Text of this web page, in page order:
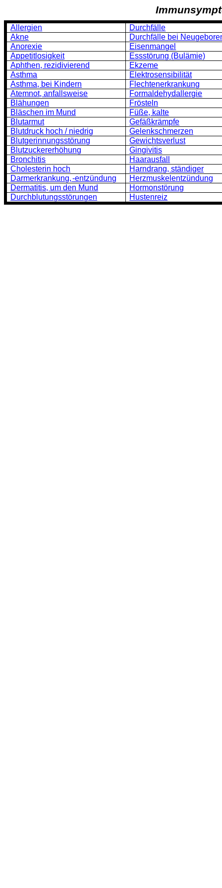
Allergien
Durchfälle
Akne
Durchfälle bei
Anorexie
Eisenmangel
Appetitlosigkeit
Essstörung (Bulämie)
Aphthen, rezidivierend
Ekzeme
Asthma
Elektrosensibilität
Asthma, bei Kindern
Flechtenerkrankung
Atemnot, anfallsweise
Formaldehydallergie
Blähungen
Frösteln
Bläschen im Mund
Füße, kalte
Blutarmut
Gefäßkrämpfe
Blutdruck hoch / niedrig
Gelenkschmerzen
Blutgerinnungsstörung
Gewichtsverlust
Blutzuckererhöhung
Gingivitis
Bronchitis
Haarausfall
Cholesterin hoch
Harndrang, ständiger
Darmerkrankung,-entzündung
Herzmuskelentzündung
Dermatitis, um den Mund
Hormonstörung
Durchblutungsstörungen
Hustenreiz